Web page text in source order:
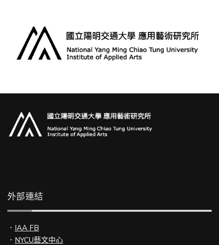
外部連結
． IAA FB
． NYCU藝文中心